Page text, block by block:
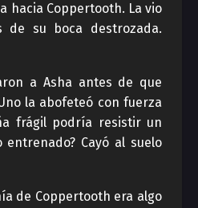
hacia Coppertooth. La vio
de su boca destrozada.
a Asha antes de que
la abofeteó con fuerza
frágil podría resistir un
Cayó al suelo
de Coppertooth era algo